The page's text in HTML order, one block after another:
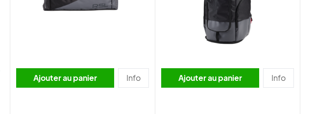
Ajouter au panier Info Ajouter au panier Info